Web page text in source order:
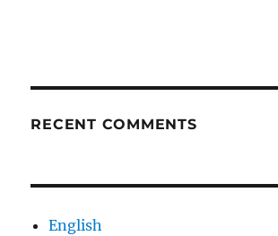
RECENT COMMENTS
English